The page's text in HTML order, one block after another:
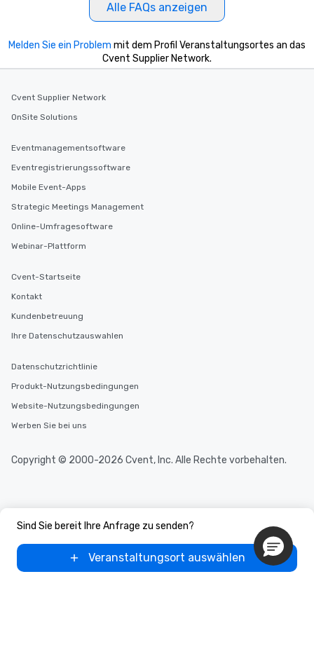
Alle FAQs anzeigen
Sind Sie bereit Ihre Anfrage zu senden?
Veranstaltungsort auswählen
Melden Sie ein Problem mit dem Profil Veranstaltungsortes an das
Cvent Supplier Network.
Cvent Supplier Network
OnSite Solutions
Eventmanagementsoftware
Eventregistrierungssoftware
Mobile Event-Apps
Strategic Meetings Management
Online-Umfragesoftware
Webinar-Plattform
Cvent-Startseite
Kontakt
Kundenbetreuung
Ihre Datenschutzauswahlen
Datenschutzrichtlinie
Produkt-Nutzungsbedingungen
Website-Nutzungsbedingungen
Werben Sie bei uns
Copyright © 2000-2026 Cvent, Inc. Alle Rechte vorbehalten.